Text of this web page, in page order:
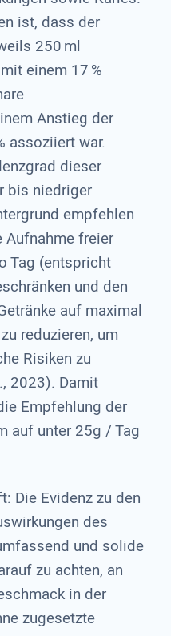
ist, dass der
250 ml
einem 17 %
Anstieg der
assoziiert war.
dieser
bis niedriger
empfehlen
freier
Tag (entspricht
und den
auf maximal
reduzieren, um
Risiken zu
2023). Damit
Empfehlung der
auf unter 25g / Tag
Die Evidenz zu den
des
und solide
zu achten, an
in der
zugesetzte